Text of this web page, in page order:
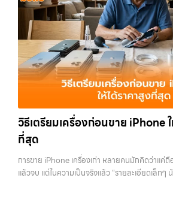
แจ้งวัฒนะ, บางแค, วัชรพล, รามอินทรา, บางนา,
เสนานิคม, วังหิน อย่างเต็มที่ ไม่ว่าคุณจะค้นหาคำ
“รับซื้อโทรศัพท์มือสองกรุงเทพ”, “ขาย iPad ได้รา
กรุงเทพถึงที่”, หรือ “รับซื้อ Samsung มือสอง ร
เพราะบริการของเรามุ่งตรงให้คุณได้รับราคาและค
กว่า เลือกเราแล้วคุณจะได้บริการที่คุณไว้วางใจ พ
อำนวยความสะดวก นัดรับถึงที่ ตรวจสภาพอย่างมื
ทั้งหมดนี้เพื่อให้การขายอุปกรณ์ของคุณเป็นเรื่องง่า
และคุ้มค่ากว่า ทำไมต้องเลือกเรา ผู้เชี่ยวชาญด้าน
iPhone, Samsung, ไอแพด แท็บเล็ตทุกยี่ห้อ ในรา
ทันที โดยเน้นบริการในพื้นที่ ลาดพร้าว, รัชดา, บางรั
วัชรพล, รามอินทรา,…
iPad, แท็บเล็ต ทุกยี่ห้อ ให้ราคาสูง พร้อมจ่ายเงิ
ลาดพร้าว, รัชดา, บางรัก, แจ้งวัฒนะ, บางแค, วัชร
กรุงเทพฯ ใกล้ “ใกล้ ฉัน” ที่สุด ในยุคที่สมาร์ทโฟน
ใหม่ๆ เปลี่ยนรุ่นกันแทบทุกช่วงเวลา อุปกรณ์ที่คุณใ
ที่ไม่ได้ใช้งานอยู่เฉยๆ เว็บไซต์ของเราจึงเกิดขึ้นเพื่
สามารถเปลี่ยนอุปกรณ์ที่ไม่ใช้แล้วให้กลายเป็นเงิ
ซื้อไอโฟน, รับซื้อไอแพด, รับซื้อมือถือ, รับซื้อโทรศั
แท็บเล็ต, รับซื้อสินค้าไอทีกรุงเทพมหานคร อย่างค
โซนเมืองหรือเขตชานเมือง เรามีทีมงานพร้อมให้บ
ฉัน” เพื่อความสะดวกและรวดเร็วที่สุด ที่ “รับซื้อขาย
ว่าอุปกรณ์แต่ละชิ้นไม่ใช่แค่เครื่องใช้ไฟฟ้า แต่เป็น
ต้องการเปลี่ยนรุ่น หรือต้องการเงินด่วน เราจึงมอบ
เครื่อง ฟรี ปราบปรามความยุ่งยากทั้งหลาย โดยเน้
จ่ายเงินทันทีเมื่อตกลงซื้อขายสำเร็จ บริการของเร
วิธีเตรียมเครื่องก่อนขาย iPhone
ที่สุด
การขาย iPhone เครื่องเก่า หลายคนมักคิดว่าแค่ถื
แล้วจบ แต่ในความเป็นจริงแล้ว “รายละเอียดเล็ก